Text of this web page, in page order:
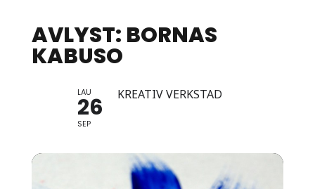
AVLYST: BORNAS
KABUSO
LAU
26
SEP
KREATIV VERKSTAD